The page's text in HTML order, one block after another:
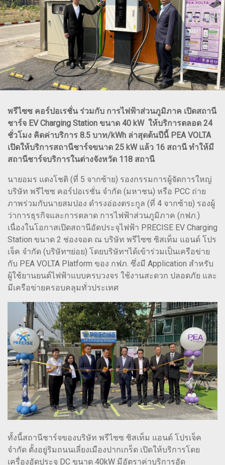
พรีไซซ คอร์ปอเรชั่น ร่วมกับ การไฟฟ้าส่วนภูมิภาค เปิดสถานี
ชาร์จ EV Charging Station ขนาด 40 kW ให้บริการตลอด 24
ชั่วโมง คิดค่าบริการ 8.5 บาท/kWh ล่าสุดต้นปีนี้ PEA VOLTA
เปิดให้บริการสถานีชาร์จขนาด 25 kW แล้ว 16 สถานี ทำให้มี
สถานีชาร์จบริการในต่างจังหวัด 118 สถานี
นายอมร แดงโชติ (ที่ 5 จากซ้าย) รองกรรมการผู้จัดการใหญ่
บริษัท พรีไซซ คอร์ปอเรชั่น จำกัด (มหาชน) หรือ PCC ถ่าย
ภาพร่วมกับนายสมปอง ดำรงอ่องตระกูล (ที่ 4 จากซ้าย) รองผู้
ว่าการธุรกิจและการตลาด การไฟฟ้าส่วนภูมิภาค (กฟภ.)
เนื่องในโอกาสเปิดสถานีอัดประจุไฟฟ้า PRECISE EV Charging
Station ขนาด 2 ช่องจอด ณ บริษัท พรีไซซ ซิสเท็ม แอนด์ โปร
เจ็ค จำกัด (บริษัทฯย่อย) โดยบริษัทฯได้เข้าร่วมเป็นเครือข่าย
กับ PEA VOLTA Platform ของ กฟภ. ซึ่งมี Application สำหรับ
ผู้ใช้ยานยนต์ไฟฟ้าแบบครบวงจร ใช้งานสะดวก ปลอดภัย และ
มีเครือข่ายครอบคลุมทั่วประเทศ
ทั้งนี้สถานีชาร์จของบริษัท พรีไซซ ซิสเท็ม แอนด์ โปรเจ็ค
จำกัด ตั้งอยู่ริมถนนเลี่ยงเมืองปากเกร็ด เปิดให้บริการโดย
เครื่องอัดประจุ DC ขนาด 40kW มีอัตราค่าบริการอัด